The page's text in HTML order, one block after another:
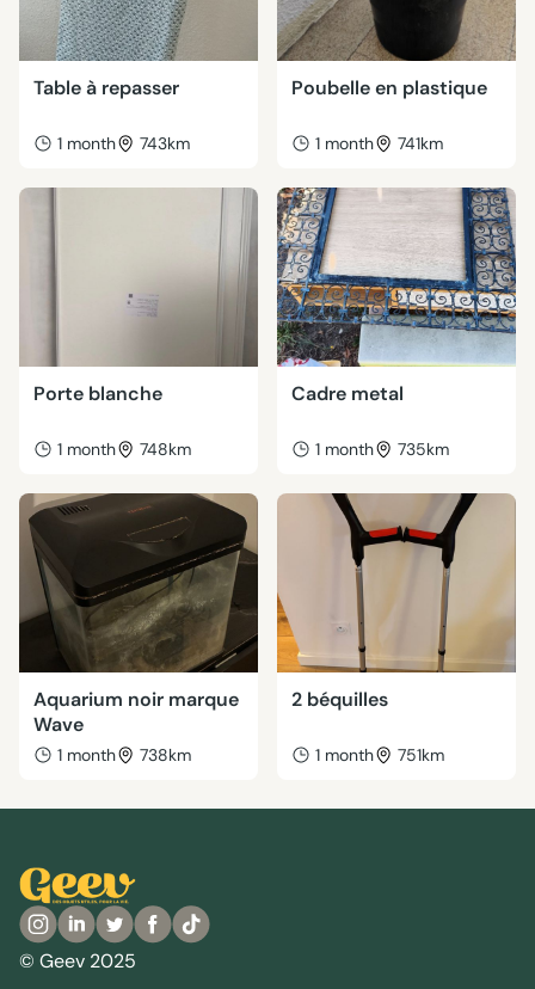
Table à repasser
1 month 743km
Poubelle en plastique
1 month 741km
Porte blanche
1 month 748km
Cadre metal
1 month 735km
Aquarium noir marque
Wave
1 month 738km
2 béquilles
1 month 751km
© Geev 2025